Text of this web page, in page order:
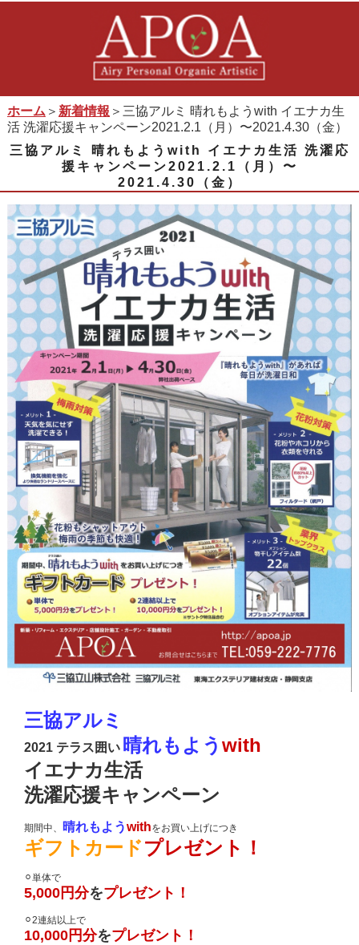
ホーム ＞ 新着情報 ＞三協アルミ 晴れもようwith イエナカ生
活 洗濯応援キャンペーン2021.2.1（月）〜2021.4.30（金）
三協アルミ 晴れもようwith イエナカ生活 洗濯応
援キャンペーン2021.2.1（月）〜
2021.4.30（金）
三協アルミ
2021 テラス囲い 晴れもようwith
イエナカ生活
洗濯応援キャンペーン
期間中、 晴れもようwithをお買い上げにつき
ギフトカードプレゼント！
⚪︎単体で
5,000円分をプレゼント！
⚪︎2連結以上で
10,000円分をプレゼント！